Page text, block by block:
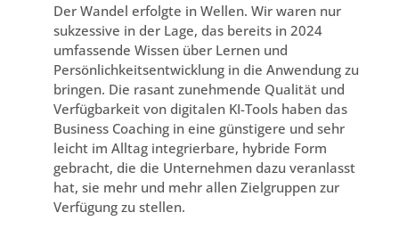
Der Wandel erfolgte in Wellen. Wir waren nur
sukzessive in der Lage, das bereits in 2024
umfassende Wissen über Lernen und
Persönlichkeitsentwicklung in die Anwendung zu
bringen. Die rasant zunehmende Qualität und
Verfügbarkeit von digitalen KI-Tools haben das
Business Coaching in eine günstigere und sehr
leicht im Alltag integrierbare, hybride Form
gebracht, die die Unternehmen dazu veranlasst
hat, sie mehr und mehr allen Zielgruppen zur
Verfügung zu stellen.